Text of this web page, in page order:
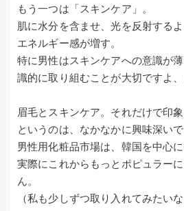
もう一つは「スキンケア」。
肌に水分を含ませ、光を反射する
エネルギー感が増す。
特に男性はスキンケアへの意識が
識的に取り組むことが大切ですよ、
眉毛とスキンケア。それだけで印
というのは、なかなかに興味深いで
男性用化粧品市場は、韓国を中心
実際にこれからもっとポピュラー
ん。
（私も少しずつ取り入れてみたい